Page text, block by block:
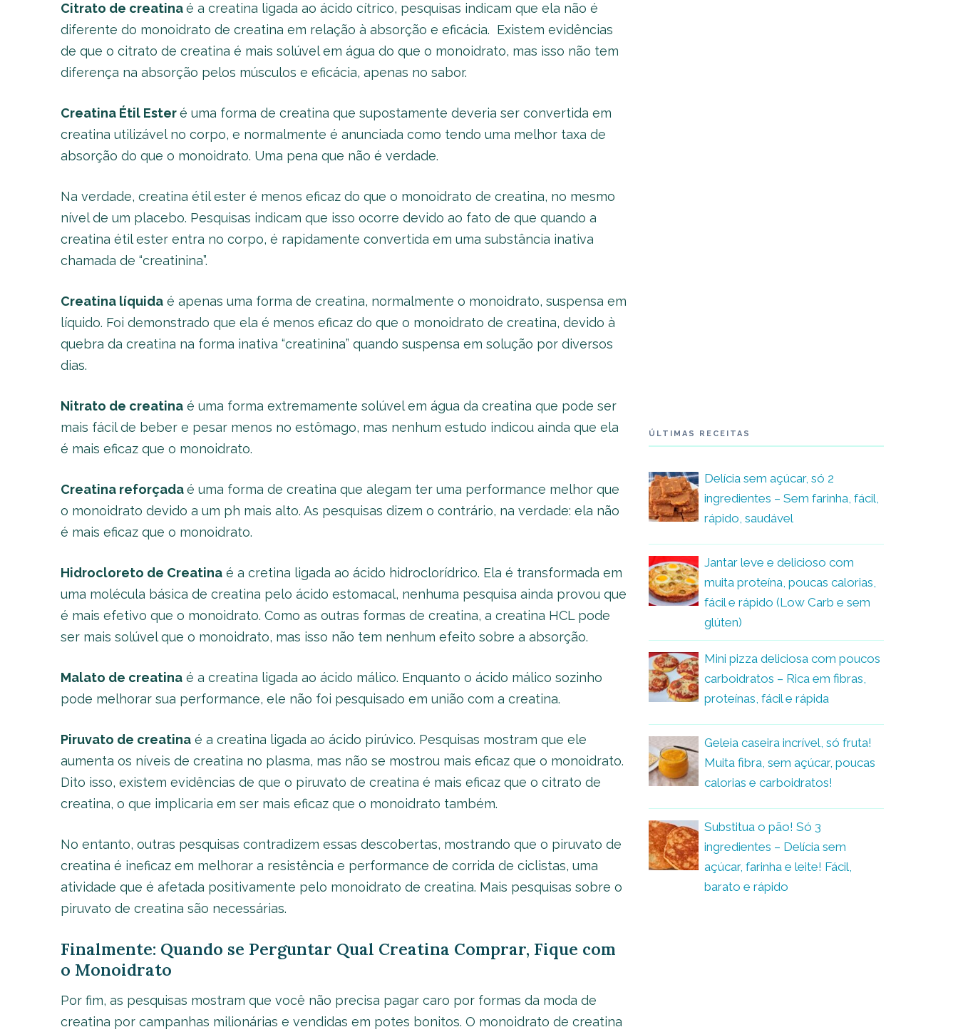
Citrato de creatinaé a creatina ligada ao ácido cítrico, pesquisas indicam que ela não é
diferente do monoidrato de creatina em relação à absorção e eficácia. Existem evidências
de que o citrato de creatina é mais solúvel em água do que o monoidrato, mas isso não tem
diferença na absorção pelos músculos e eficácia, apenas no sabor.
Creatina Étil Esteré uma forma de creatina que supostamente deveria ser convertida em
creatina utilizável no corpo, e normalmente é anunciada como tendo uma melhor taxa de
absorção do que o monoidrato. Uma pena que não é verdade.
Na verdade, creatina étil ester é menos eficaz do que o monoidrato de creatina, no mesmo
nível de um placebo. Pesquisas indicam que isso ocorre devido ao fato de que quando a
creatina étil ester entra no corpo, é rapidamente convertida em uma substância inativa
chamada de “creatinina”.
Creatina líquidaé apenas uma forma de creatina, normalmente o monoidrato, suspensa em
líquido. Foi demonstrado que ela é menos eficaz do que o monoidrato de creatina, devido à
quebra da creatina na forma inativa “creatinina” quando suspensa em solução por diversos
dias.
Nitrato de creatinaé uma forma extremamente solúvel em água da creatina que pode ser
mais fácil de beber e pesar menos no estômago, mas nenhum estudo indicou ainda que ela
é mais eficaz que o monoidrato.
Creatina reforçadaé uma forma de creatina que alegam ter uma performance melhor que
o monoidrato devido a um ph mais alto. As pesquisas dizem o contrário, na verdade: ela não
é mais eficaz que o monoidrato.
Hidrocloreto de Creatinaé a cretina ligada ao ácido hidroclorídrico. Ela é transformada em
uma molécula básica de creatina pelo ácido estomacal, nenhuma pesquisa ainda provou que
é mais efetivo que o monoidrato. Como as outras formas de creatina, a creatina HCL pode
ser mais solúvel que o monoidrato, mas isso não tem nenhum efeito sobre a absorção.
Malato de creatinaé a creatina ligada ao ácido málico. Enquanto o ácido málico sozinho
pode melhorar sua performance, ele não foi pesquisado em união com a creatina.
Piruvato de creatinaé a creatina ligada ao ácido pirúvico. Pesquisas mostram que ele
aumenta os níveis de creatina no plasma, mas não se mostrou mais eficaz que o monoidrato.
Dito isso, existem evidências de que o piruvato de creatina é mais eficaz que o citrato de
creatina, o que implicaria em ser mais eficaz que o monoidrato também.
No entanto, outras pesquisas contradizem essas descobertas, mostrando que o piruvato de
creatina é ineficaz em melhorar a resistência e performance de corrida de ciclistas, uma
atividade que é afetada positivamente pelo monoidrato de creatina. Mais pesquisas sobre o
piruvato de creatina são necessárias.
Finalmente: Quando se Perguntar Qual Creatina Comprar, Fique com
o Monoidrato
Por fim, as pesquisas mostram que você não precisa pagar caro por formas da moda de
creatina por campanhas milionárias e vendidas em potes bonitos. O monoidrato de creatina
ÚLTIMAS RECEITAS
Delícia sem açúcar, só 2
ingredientes – Sem farinha, fácil,
rápido, saudável
Jantar leve e delicioso com
muita proteína, poucas calorias,
fácil e rápido (Low Carb e sem
glúten)
Mini pizza deliciosa com poucos
carboidratos – Rica em fibras,
proteínas, fácil e rápida
Geleia caseira incrível, só fruta!
Muita fibra, sem açúcar, poucas
calorias e carboidratos!
Substitua o pão! Só 3
ingredientes – Delícia sem
açúcar, farinha e leite! Fácil,
barato e rápido